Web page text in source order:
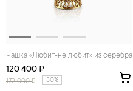
Чашка «Любит-не любит» из серебра
120 400 ₽
172 000₽ 30%